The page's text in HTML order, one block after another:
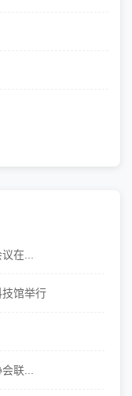
在...
馆举行
联...